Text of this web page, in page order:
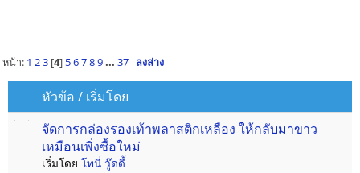
หน้า: 1 2 3[4] 5 6 7 8 9 ... 37 ลงล่าง
หัวข้อ / เริ่มโดย
จัดการกล่องรองเท้าพลาสติกเหลือง ให้กลับมาขาว
เหมือนเพิ่งซื้อใหม่
เริ่มโดย โทนี่ วู๊ดดี้